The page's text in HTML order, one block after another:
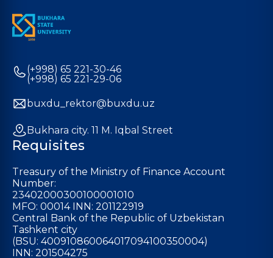
(+998) 65 221-30-46
(+998) 65 221-29-06
buxdu_rektor@buxdu.uz
Bukhara city. 11 M. Iqbal Street
Requisites
Treasury of the Ministry of Finance Account
Number:
23402000300100001010
MFO: 00014 INN: 201122919
Central Bank of the Republic of Uzbekistan
Tashkent city
(BSU: 400910860064017094100350004)
INN: 201504275